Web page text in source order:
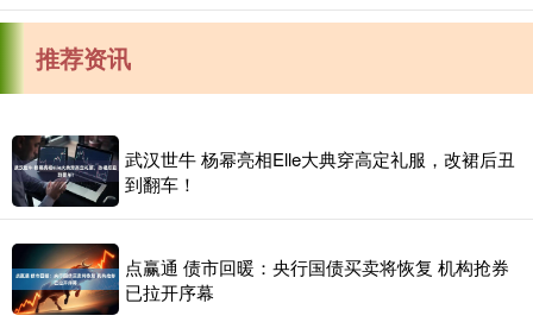
推荐资讯
武汉世牛 杨幂亮相Elle大典穿高定礼服，改裙后丑
到翻车！
点赢通 债市回暖：央行国债买卖将恢复 机构抢券
已拉开序幕